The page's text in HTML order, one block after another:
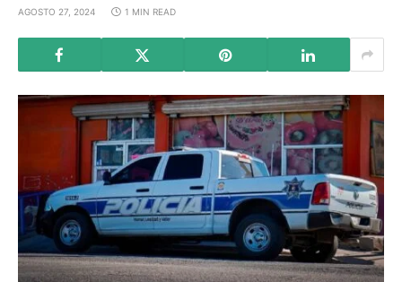
AGOSTO 27, 2024 1 MIN READ